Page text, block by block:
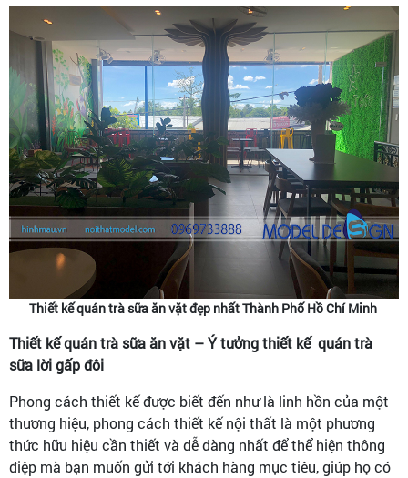
Thiết kế quán trà sữa ăn vặt đẹp nhất Thành Phố Hồ Chí Minh
Thiết kế quán trà sữa ăn vặt – Ý tưởng thiết kế quán trà
sữa lời gấp đôi
Phong cách thiết kế được biết đến như là linh hồn của một
thương hiệu, phong cách thiết kế nội thất là một phương
thức hữu hiệu cần thiết và dễ dàng nhất để thể hiện thông
điệp mà bạn muốn gửi tới khách hàng mục tiêu, giúp họ có